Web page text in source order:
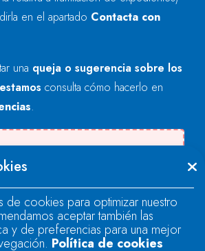
en el apartado Contacta con
una queja o sugerencia sobre los
consulta cómo hacerlo en
.
error al cargar el campo
de cookies para optimizar nuestro
aceptar también las
y de preferencias para una mejor
Política de cookies